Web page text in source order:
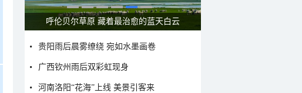
一组图感受水中消暑快乐瞬间
贵阳雨后晨雾缭绕 宛如水墨画卷
广西钦州雨后双彩虹现身
河南洛阳“花海”上线 美景引客来